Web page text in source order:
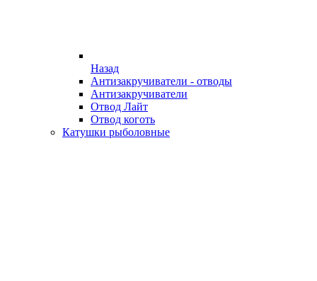
Назад
Антизакручиватели - отводы
Антизакручиватели
Отвод Лайт
Отвод коготь
Катушки рыболовные